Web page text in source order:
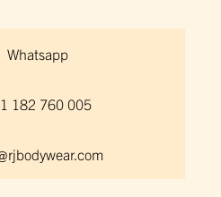
Whatsapp
182 760 005